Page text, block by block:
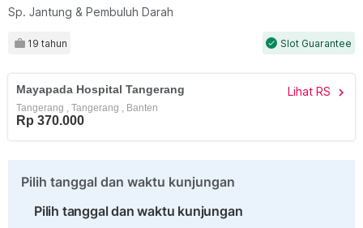
Sp. Jantung & Pembuluh Darah
19 tahun check Slot Guarantee
Mayapada Hospital Tangerang Lihat RS chevron_right
Tangerang , Tangerang , Banten
Rp 370.000
Pilih tanggal dan waktu kunjungan
Pilih tanggal dan waktu kunjungan